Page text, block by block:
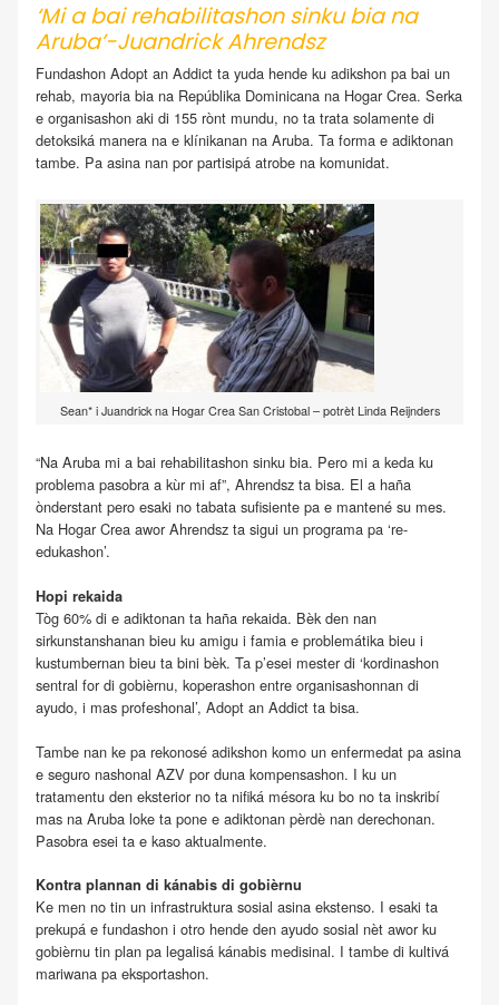
‘Mi a bai rehabilitashon sinku bia na
Aruba’-Juandrick Ahrendsz
Fundashon Adopt an Addict ta yuda hende ku adikshon pa bai un
rehab, mayoria bia na Repúblika Dominicana na Hogar Crea. Serka
e organisashon aki di 155 rònt mundu, no ta trata solamente di
detoksiká manera na e klínikanan na Aruba. Ta forma e adiktonan
tambe. Pa asina nan por partisipá atrobe na komunidat.
Sean* i Juandrick na Hogar Crea San Cristobal – potrèt Linda Reijnders
“Na Aruba mi a bai rehabilitashon sinku bia. Pero mi a keda ku
problema pasobra a kùr mi af”, Ahrendsz ta bisa. El a haña
ònderstant pero esaki no tabata sufisiente pa e mantené su mes.
Na Hogar Crea awor Ahrendsz ta sigui un programa pa ‘re-
edukashon’.
Hopi rekaida
Tòg 60% di e adiktonan ta haña rekaida. Bèk den nan
sirkunstanshanan bieu ku amigu i famia e problemátika bieu i
kustumbernan bieu ta bini bèk. Ta p’esei mester di ‘kordinashon
sentral for di gobièrnu, koperashon entre organisashonnan di
ayudo, i mas profeshonal’, Adopt an Addict ta bisa.
Tambe nan ke pa rekonosé adikshon komo un enfermedat pa asina
e seguro nashonal AZV por duna kompensashon. I ku un
tratamentu den eksterior no ta nifiká mésora ku bo no ta inskribí
mas na Aruba loke ta pone e adiktonan pèrdè nan derechonan.
Pasobra esei ta e kaso aktualmente.
Kontra plannan di kánabis di gobièrnu
Ke men no tin un infrastruktura sosial asina ekstenso. I esaki ta
prekupá e fundashon i otro hende den ayudo sosial nèt awor ku
gobièrnu tin plan pa legalisá kánabis medisinal. I tambe di kultivá
mariwana pa eksportashon.